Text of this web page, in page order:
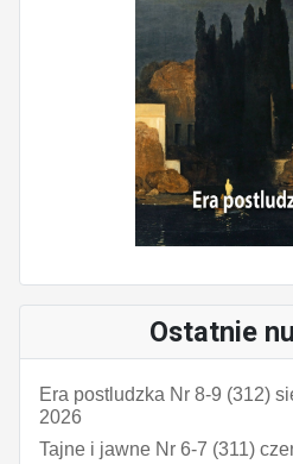
Ostatnie
Era postludzka Nr 8-9 (312)
2026
Tajne i jawne Nr 6-7 (311)